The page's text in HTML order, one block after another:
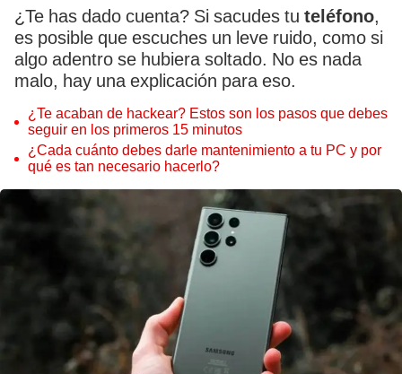
¿Te has dado cuenta? Si sacudes tu teléfono,
es posible que escuches un leve ruido, como si
algo adentro se hubiera soltado. No es nada
malo, hay una explicación para eso.
¿Te acaban de hackear? Estos son los pasos que debes
seguir en los primeros 15 minutos
¿Cada cuánto debes darle mantenimiento a tu PC y por
qué es tan necesario hacerlo?